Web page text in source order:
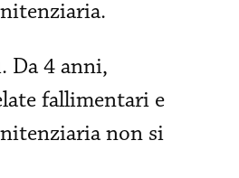
Da 4 anni,
fallimentari e
non si